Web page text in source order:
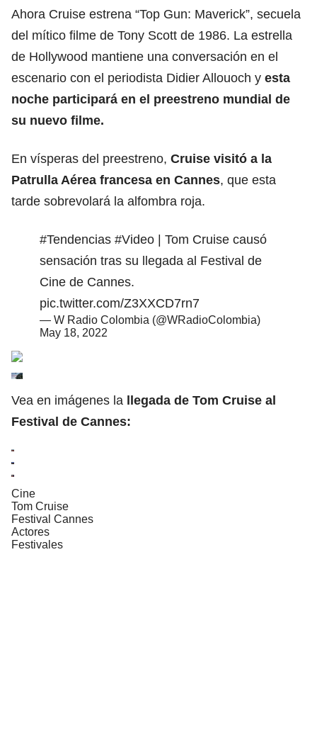
Ahora Cruise estrena “Top Gun: Maverick”, secuela
del mítico filme de Tony Scott de 1986. La estrella
de Hollywood mantiene una conversación en el
escenario con el periodista Didier Allouoch y esta
noche participará en el preestreno mundial de
su nuevo filme.
En vísperas del preestreno, Cruise visitó a la
Patrulla Aérea francesa en Cannes, que esta
tarde sobrevolará la alfombra roja.
#Tendencias #Video | Tom Cruise causó
sensación tras su llegada al Festival de
Cine de Cannes.
pic.twitter.com/Z3XXCD7rn7
— W Radio Colombia (@WRadioColombia)
May 18, 2022
Vea en imágenes la llegada de Tom Cruise al
Festival de Cannes:
Cine
Tom Cruise
Festival Cannes
Actores
Festivales